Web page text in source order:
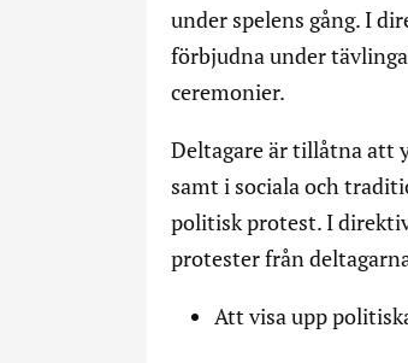
under spelens gång. I
förbjudna under
ceremonier.
Deltagare är tillåtna att
samt i sociala och
politisk protest. I
protester från
Att visa upp